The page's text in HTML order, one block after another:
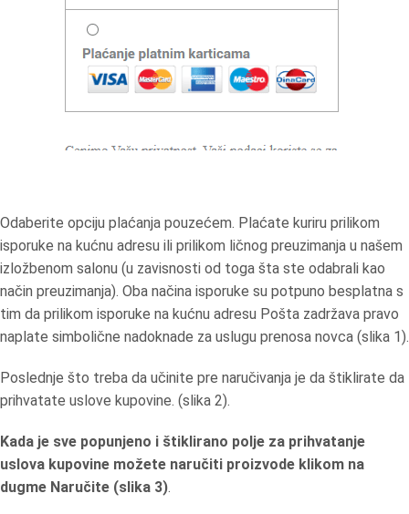
Odaberite opciju plaćanja pouzećem. Plaćate kuriru prilikom
isporuke na kućnu adresu ili prilikom ličnog preuzimanja u našem
izložbenom salonu (u zavisnosti od toga šta ste odabrali kao
način preuzimanja). Oba načina isporuke su potpuno besplatna s
tim da prilikom isporuke na kućnu adresu Pošta zadržava pravo
naplate simbolične nadoknade za uslugu prenosa novca (slika 1).
Poslednje što treba da učinite pre naručivanja je da štiklirate da
prihvatate uslove kupovine. (slika 2).
Kada je sve popunjeno i štiklirano polje za prihvatanje
uslova kupovine možete naručiti proizvode klikom na
dugme Naručite (slika 3).